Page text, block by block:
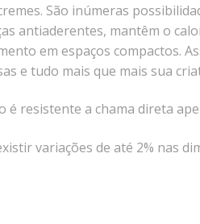
São inúmeras
antiaderentes, mantêm o
em espaços compactos.
e tudo mais que mais sua
resistente a chama direta
variações de até 2% nas